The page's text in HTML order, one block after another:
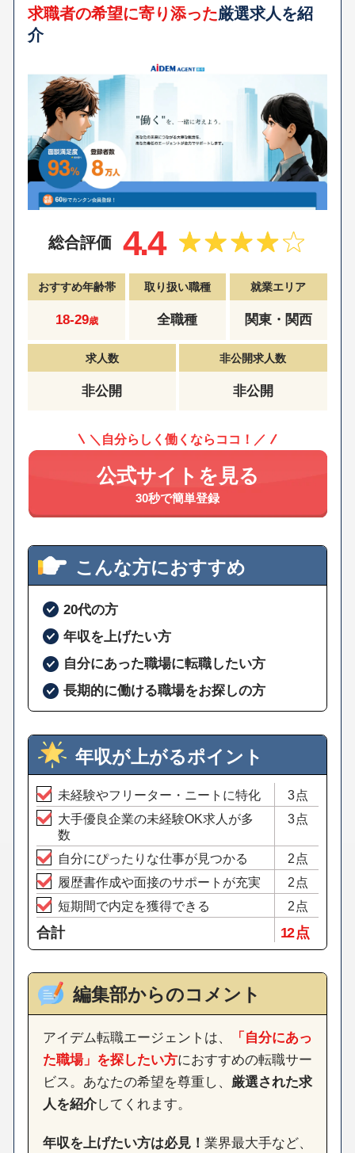
求職者の希望に寄り添った厳選求人を紹
介
総合評価 4.4
おすすめ年齢帯
18-29歳
取り扱い職種
全職種
就業エリア
関東・関西
求人数
非公開
非公開求人数
非公開
＼自分らしく働くならココ！／
公式サイトを見る
30秒で簡単登録
こんな方におすすめ
20代の方
年収を上げたい方
自分にあった職場に転職したい方
長期的に働ける職場をお探しの方
年収が上がるポイント
未経験やフリーター・ニートに特化
3点
大手優良企業の未経験OK求人が多
数
3点
自分にぴったりな仕事が見つかる
2点
履歴書作成や面接のサポートが充実
2点
短期間で内定を獲得できる
2点
合計 12 点
編集部からのコメント
アイデム転職エージェントは、
「自分にあっ
た職場」を探したい方におすすめの転職サー
ビス。あなたの希望を尊重し、 厳選された求
人を紹介してくれます。
年収を上げたい方は必見！ 業界最大手など、